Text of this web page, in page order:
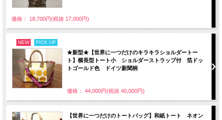
価格： 18,700円(税抜 17,000円)
NEW PICK UP
★新型★【世界に一つだけのキラキラショルダートー
ト】横長型トート小 ショルダーストラップ付 箔ドッ
トゴールド色 ドイツ新聞柄
価格： 44,000円(税抜 40,000円)
【世界に一つだけのトートバッグ】和紙トート ネオン